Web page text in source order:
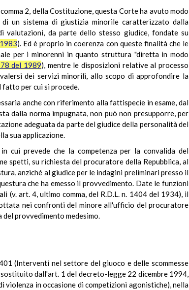
2, della Costituzione, questa Corte ha avuto modo
un sistema di giustizia minorile caratterizzato dalla
valutazioni, da parte dello stesso giudice, fondate su
). Ed è proprio in coerenza con queste finalità che le
per i minorenni in quanto struttura "diretta in modo
del 1989), mentre le disposizioni relative al processo
dei servizi minorili, allo scopo di approfondire la
fatto per cui si procede.
anche con riferimento alla fattispecie in esame, dal
dalla norma impugnata, non può non presupporre, per
adeguata da parte del giudice della personalità del
sua applicazione.
cui prevede che la competenza per la convalida del
spetti, su richiesta del procuratore della Repubblica, al
anziché al giudice per le indagini preliminari presso il
che ha emesso il provvedimento. Date le funzioni
art. 4, ultimo comma, del R.D.L. n. 1404 del 1934), il
nei confronti del minore all'ufficio del procuratore
provvedimento medesimo.
(Interventi nel settore del giuoco e delle scommesse
dall'art. 1 del decreto-legge 22 dicembre 1994,
in occasione di competizioni agonistiche), nella